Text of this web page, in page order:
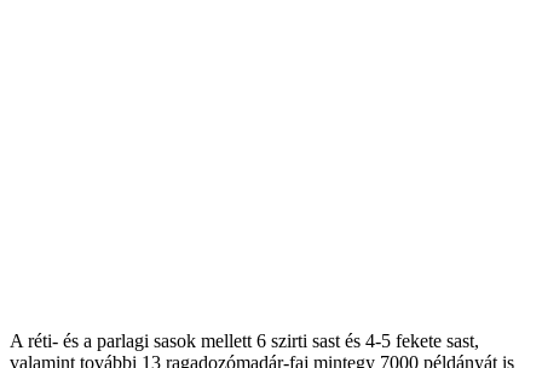
A réti- és a parlagi sasok mellett 6 szirti sast és 4-5 fekete sast,
valamint további 13 ragadozómadár-faj mintegy 7000 példányát is